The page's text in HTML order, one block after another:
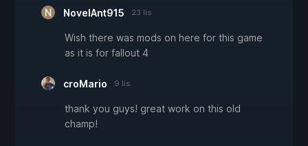
NovelAnt915 23 lis
Wish there was mods on here for this game
as it is for fallout 4
croMario 9 lis
thank you guys! great work on this old
champ!